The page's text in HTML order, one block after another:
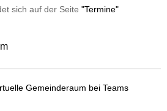
sich auf der Seite "Termine"
Gemeinderaum bei Teams